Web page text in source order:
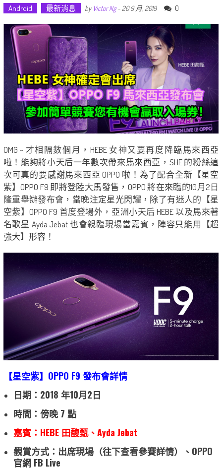
Android 最新消息 by Victor Ng- 20 9 月, 2018 0
OMG ~ 才相隔數個月，HEBE 女神又要再度降臨馬來西亞
啦！能夠將小天后一年數次帶來馬來西亞，SHE 的粉絲這
次可真的要感謝馬來西亞 OPPO 啦！為了配合全新【星空
紫】OPPO F9 即將登陸大馬發售，OPPO 將在來臨的10月2日
隆重舉辦發布會，當晚注定星光閃耀，除了有迷人的【星
空紫】OPPO F9 首度登場外，亞洲小天后 HEBE 以及馬來著
名歌星 Ayda Jebat 也會親臨現場當嘉賓，陣容只能用【超
強大】形容！
【星空紫】OPPO F9 發布會詳情
日期：2018 年10月2日
時間：傍晚 7 點
嘉賓：HEBE 田馥甄、Ayda Jebat
觀賞方式：出席現場（往下查看參賽詳情）、OPPO
官網 FB Live